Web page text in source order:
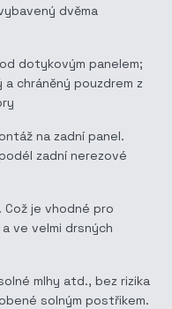
dvěma
dotykovým panelem;
chráněný pouzdrem z
na zadní panel.
zadní nerezové
je vhodné pro
ve velmi drsných
mlhy atd., bez rizika
solným postřikem.